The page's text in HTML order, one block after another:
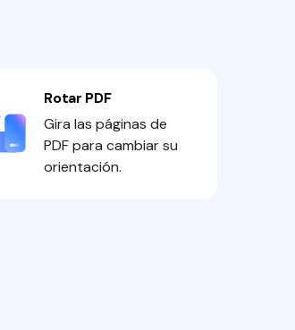
Rotar PDF
Gira las páginas de
PDF para cambiar su
orientación.